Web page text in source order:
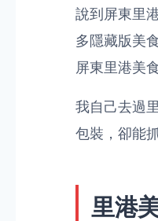
說到屏東里
多隱藏版美
屏東里港美
我自己去過
包裝，卻能
里港